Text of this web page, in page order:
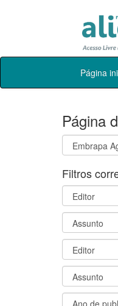
Skip
Página
Página
Filtros